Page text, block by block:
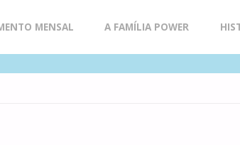
MENSAL A FAMÍLIA POWER